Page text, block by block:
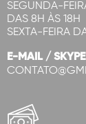
SEGUNDA-
DAS 8H ÀS 18H
SEXTA-FEIRA
E-MAIL /